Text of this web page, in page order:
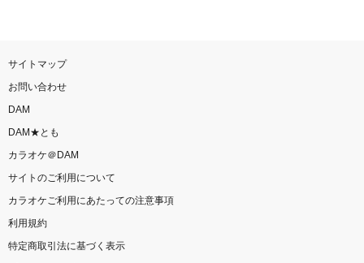
サイトマップ
お問い合わせ
DAM
DAM★とも
カラオケ＠DAM
サイトのご利用について
カラオケご利用にあたっての注意事項
利用規約
特定商取引法に基づく表示